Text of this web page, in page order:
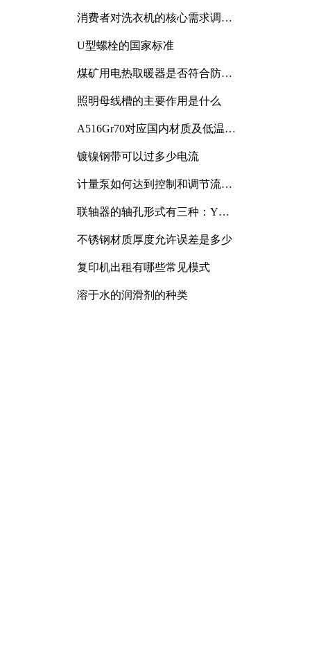
消费者对洗衣机的核心需求调研
U型螺栓的国家标准
煤矿用电热取暖器是否符合防爆
照明母线槽的主要作用是什么
A516Gr70对应国内材质及低温冲
镀镍钢带可以过多少电流
计量泵如何达到控制和调节流量
联轴器的轴孔形式有三种：Y
不锈钢材质厚度允许误差是多少
复印机出租有哪些常见模式
溶于水的润滑剂的种类